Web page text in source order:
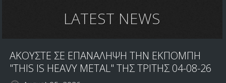
ΕΜΦΑΝΙΣΕΩΝ
ΤΟΥΣLATEST NEWS
ΑΚΟΥΣΤΕ ΣΕ ΕΠΑΝΑΛΗΨΗ ΤΗΝ ΕΚΠΟΜΠΗ
"THIS IS HEAVY METAL" ΤΗΣ ΤΡΙΤΗΣ 04-08-26